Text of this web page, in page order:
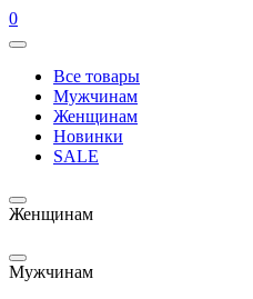
0
Все товары
Мужчинам
Женщинам
Новинки
SALE
Женщинам
Мужчинам